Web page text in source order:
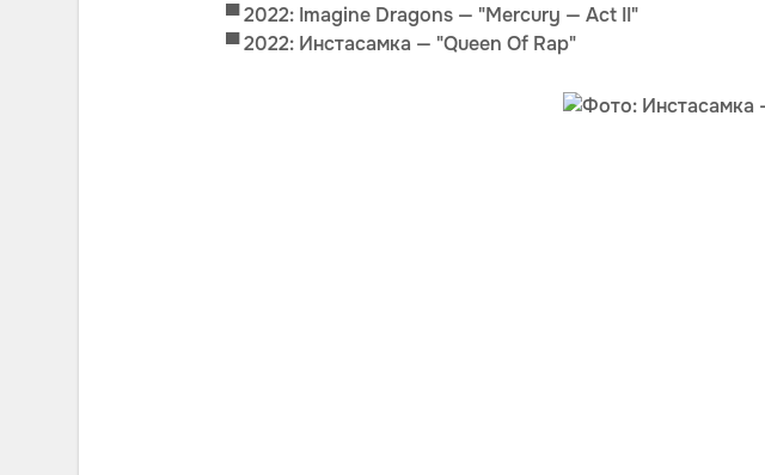
▀ 2022: Imagine Dragons — "Mercury — Act II"
▀2022: Инстасамка — "Queen Of Rap"